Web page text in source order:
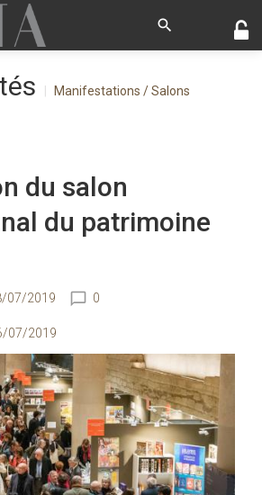
Manifestations / Salons
du salon
du patrimoine
07/2019 0
07/2019